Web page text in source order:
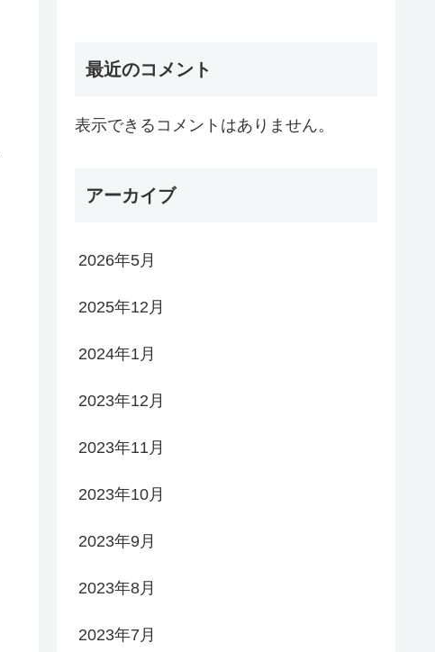
最近のコメント
表示できるコメントはありません。
アーカイブ
2026年5月
2025年12月
2024年1月
2023年12月
2023年11月
2023年10月
2023年9月
2023年8月
2023年7月